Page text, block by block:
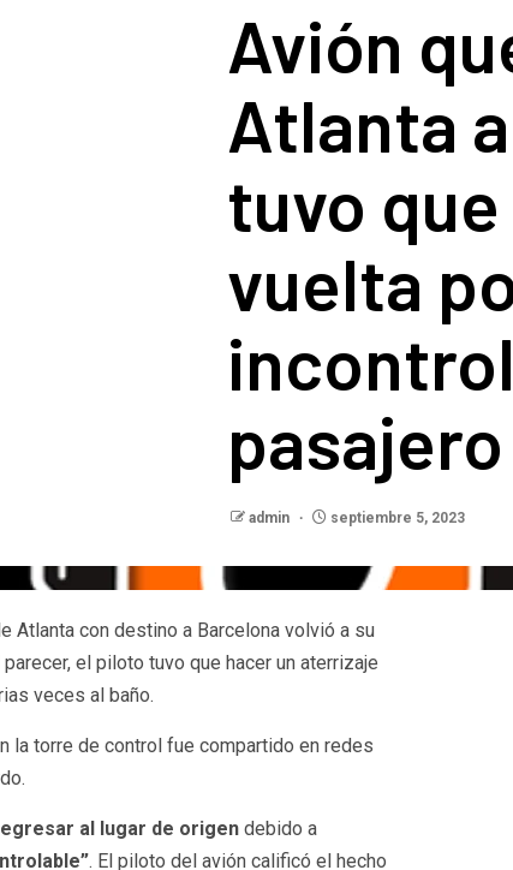
Avión
Atlanta
tuvo
vuelta
pasajero
admin septiembre 5, 2023
Atlanta con destino a Barcelona volvió a su
el piloto tuvo que hacer un aterrizaje
veces al baño.
la torre de control fue compartido en redes
al lugar de origendebido a
. El piloto del avión calificó el hecho